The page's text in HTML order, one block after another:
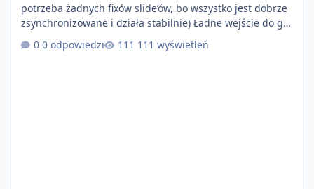
potrzeba żadnych fixów slide’ów, bo wszystko jest dobrze
zsynchronizowane i działa stabilnie) Ładne wejście do gry
+ solidny antycheat na poziomie multiplayera Wygodne
pisanie własnych modów i skryptów (wsparcie C# / JS /
0 odpowiedzi 111 wyświetleń